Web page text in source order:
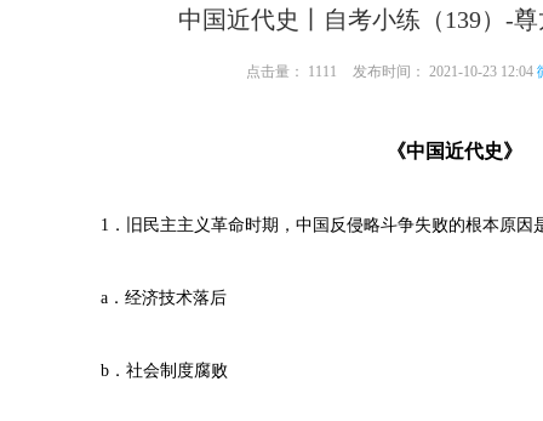
中国近代史丨自考小练（139）-
点击量： 1111 发布时间： 2021-10-23 12:04
《中国近代史》
1．旧民主主义革命时期，中国反侵略斗争失败的根本原
a．经济技术落后
b．社会制度腐败